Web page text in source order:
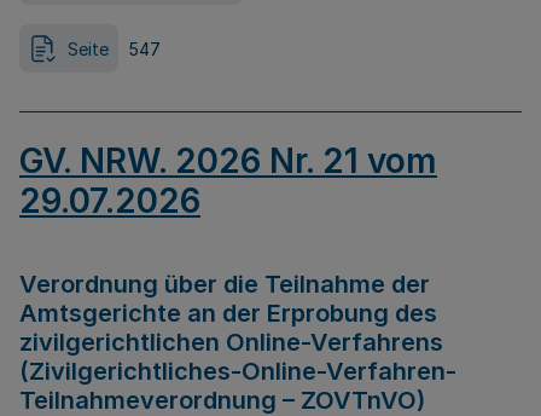
Seite 547
GV. NRW. 2026 Nr. 21 vom
29.07.2026
Verordnung über die Teilnahme der
Amtsgerichte an der Erprobung des
zivilgerichtlichen Online-Verfahrens
(Zivilgerichtliches-Online-Verfahren-
Teilnahmeverordnung – ZOVTnVO)